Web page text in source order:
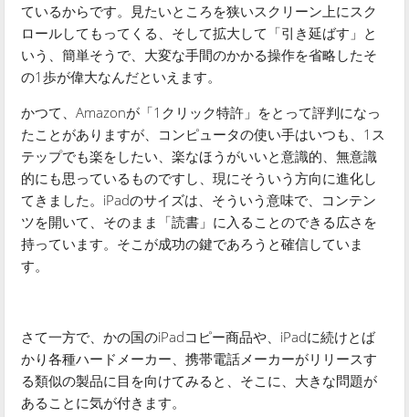
ているからです。見たいところを狭いスクリーン上にスク
ロールしてもってくる、そして拡大して「引き延ばす」と
いう、簡単そうで、大変な手間のかかる操作を省略したそ
の1歩が偉大なんだといえます。
かつて、Amazonが「1クリック特許」をとって評判になっ
たことがありますが、コンピュータの使い手はいつも、1ス
テップでも楽をしたい、楽なほうがいいと意識的、無意識
的にも思っているものですし、現にそういう方向に進化し
てきました。iPadのサイズは、そういう意味で、コンテン
ツを開いて、そのまま「読書」に入ることのできる広さを
持っています。そこが成功の鍵であろうと確信していま
す。
さて一方で、かの国のiPadコピー商品や、iPadに続けとば
かり各種ハードメーカー、携帯電話メーカーがリリースす
る類似の製品に目を向けてみると、そこに、大きな問題が
あることに気が付きます。